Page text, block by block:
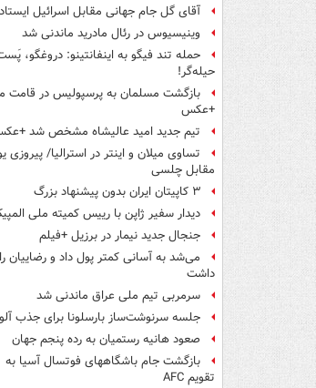
آقای گل جام جهانی مقابل اسرائیل ایستاد
وینیسیوس در رئال مادرید ماندنی شد
حمله تند فیگو به اینفانتینو: دروغگو،
حیله‌گر!
بازگشت مسلمان به پرسپولیس در قامت
+عکس
تیم جدید امید عالیشاه مشخص شد
تساوی میلان و اینتر در استرالیا/ پیروزی
مقابل چلسی
۳ کاپیتان ایران بدون پیشنهاد بزرگ
دیدار سفیر ژاپن با رییس کمیته ملی
جنجال جدید نیمار در برزیل +فیلم
می‌شد به آسانی کمتر پول داد و رضاییان
داشت
سرمربی تیم ملی عراق ماندنی شد
جلسه سرنوشت‌ساز بارسلونا برای جذب
صعود هانیه رستمیان به رده پنجم جهان
بازگشت جام باشگاههای فوتسال آسیا به
تقویم AFC